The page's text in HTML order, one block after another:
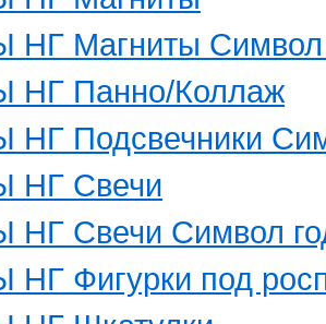
Магниты Символ
Панно/Коллаж
Подсвечники
НГ Свечи
Свечи Символ
Фигурки под